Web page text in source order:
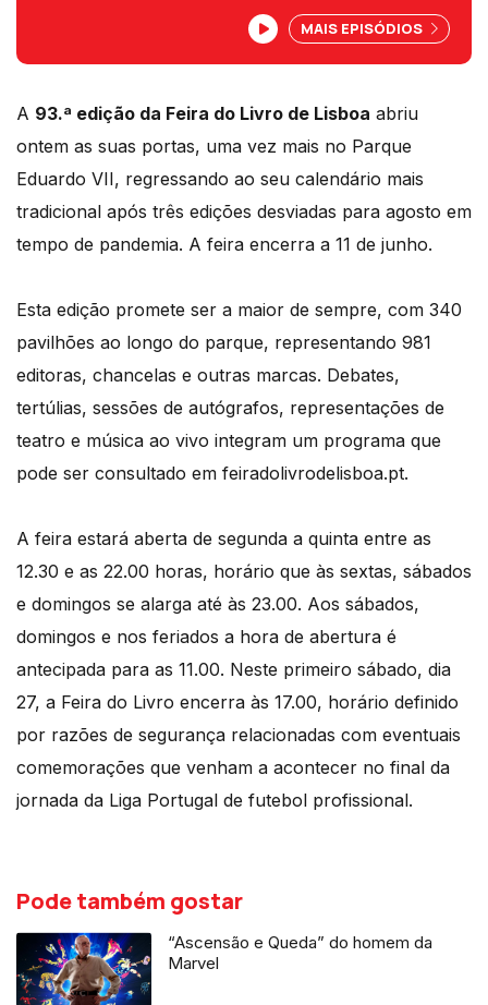
sobre a 93.ª Feira do Livro de Lisboa,
com a ajuda de Pedro Sobral da APEL e
Clara Capitão da Penguin.
MAIS EPISÓDIOS
A 93.ª edição da Feira do Livro de Lisboa abriu
ontem as suas portas, uma vez mais no Parque
Eduardo VII, regressando ao seu calendário mais
tradicional após três edições desviadas para agosto em
tempo de pandemia. A feira encerra a 11 de junho.
Esta edição promete ser a maior de sempre, com 340
pavilhões ao longo do parque, representando 981
editoras, chancelas e outras marcas. Debates,
tertúlias, sessões de autógrafos, representações de
teatro e música ao vivo integram um programa que
pode ser consultado em feiradolivrodelisboa.pt.
A feira estará aberta de segunda a quinta entre as
12.30 e as 22.00 horas, horário que às sextas, sábados
e domingos se alarga até às 23.00. Aos sábados,
domingos e nos feriados a hora de abertura é
antecipada para as 11.00. Neste primeiro sábado, dia
27, a Feira do Livro encerra às 17.00, horário definido
por razões de segurança relacionadas com eventuais
comemorações que venham a acontecer no final da
jornada da Liga Portugal de futebol profissional.
Pode também gostar
“Ascensão e Queda” do homem da
Marvel